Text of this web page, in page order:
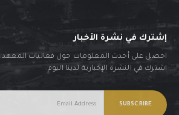
إشترك في نشرة الأخبار
احصل على أحدث المعلومات حول فعاليات المعهد.
اشترك في النشرة الإخبارية لدينا اليوم.